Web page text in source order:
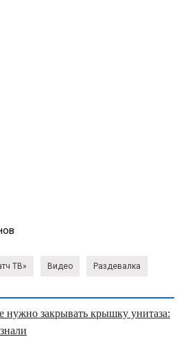
ТВ» Видео Раздевалка
нужно закрывать крышку унитаза: